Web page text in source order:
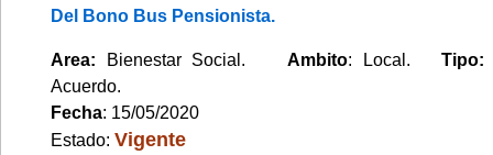
Del Bono Bus Pensionista.
Area: Bienestar Social. Ambito: Local. Tipo:
Acuerdo.
Fecha: 15/05/2020
Estado: Vigente